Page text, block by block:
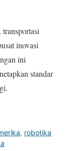
inovasi
ini
standar
, robotika